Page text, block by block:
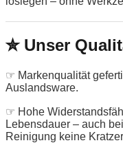
✮ Unser
☞ Markenqualität
Auslandsware.
☞ Hohe
Lebensdauer – auch
Reinigung keine